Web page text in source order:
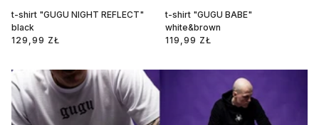
t-shirt "GUGU NIGHT REFLECT"
black
129,99 ZŁ
t-shirt "GUGU BABE"
white&brown
119,99 ZŁ